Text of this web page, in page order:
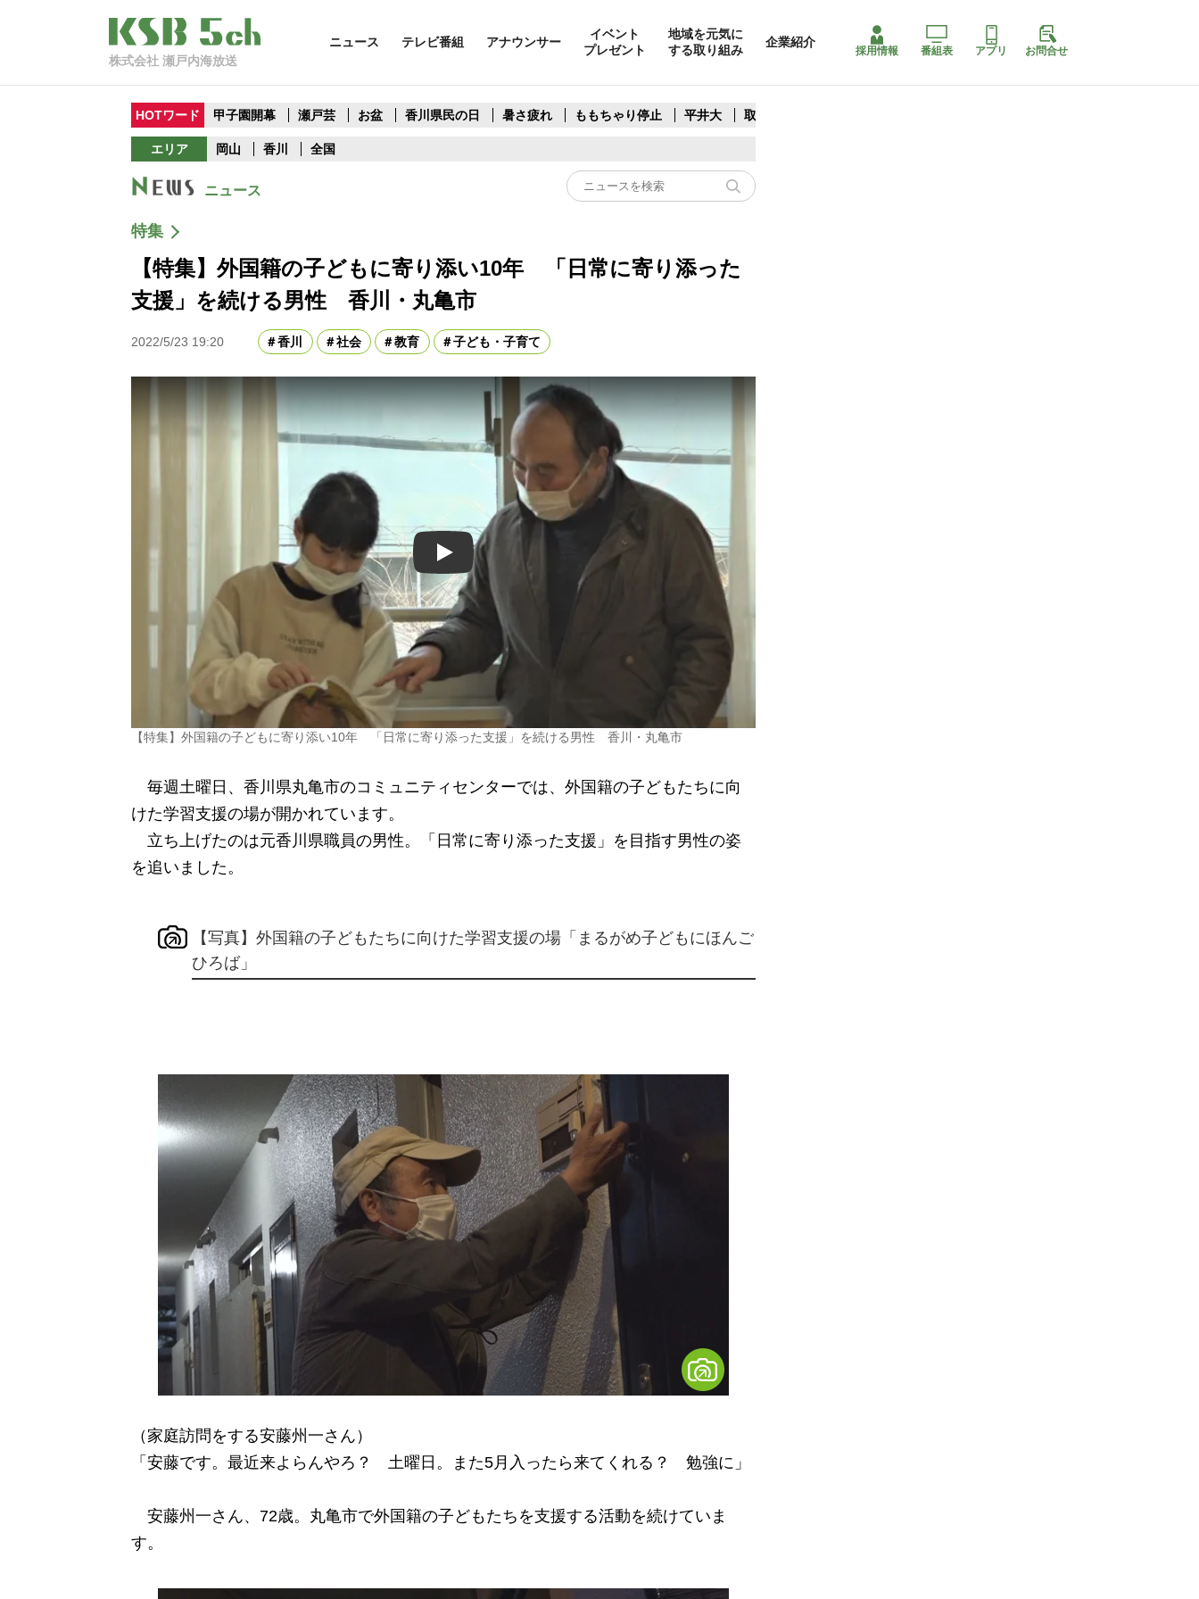
株式会社 瀬戸内海放送
ニュース テレビ番組 アナウンサー
イベント
プレゼント
地域を元気に
する取り組み
企業紹介
採用情報 番組表 アプリ お問合せ
HOTワード 甲子園開幕 瀬戸芸 お盆 香川県民の日 暑さ疲れ ももちゃり停止 平井大 取水制限
エリア 岡山 香川 全国
ニュース
特集
【特集】外国籍の子どもに寄り添い10年 「日常に寄り添った
支援」を続ける男性 香川・丸亀市
2022/5/23 19:20 香川 社会 教育 子ども・子育て
Play
【特集】外国籍の子どもに寄り添い10年 「日常に寄り添った支援」を続ける男性 香川・丸亀市
毎週土曜日、香川県丸亀市のコミュニティセンターでは、外国籍の子どもたちに向
けた学習支援の場が開かれています。
立ち上げたのは元香川県職員の男性。「日常に寄り添った支援」を目指す男性の姿
を追いました。
【写真】外国籍の子どもたちに向けた学習支援の場「まるがめ子どもにほんご
ひろば」
（家庭訪問をする安藤州一さん）
「安藤です。最近来よらんやろ？ 土曜日。また5月入ったら来てくれる？ 勉強に」
安藤州一さん、72歳。丸亀市で外国籍の子どもたちを支援する活動を続けていま
す。